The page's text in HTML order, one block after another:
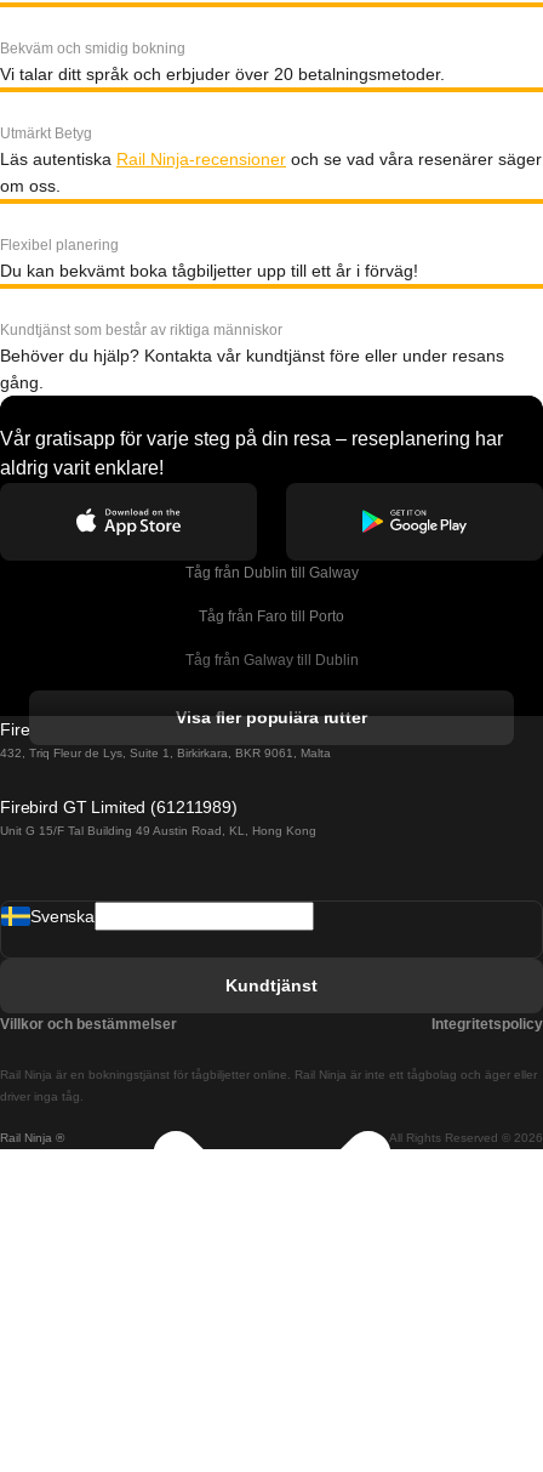
Bekväm och smidig bokning
Vi talar ditt språk och erbjuder över 20 betalningsmetoder.
Utmärkt Betyg
Läs autentiska Rail Ninja-recensioner och se vad våra resenärer säger
om oss.
Flexibel planering
Du kan bekvämt boka tågbiljetter upp till ett år i förväg!
Kundtjänst som består av riktiga människor
Behöver du hjälp? Kontakta vår kundtjänst före eller under resans
gång.
Vår gratisapp för varje steg på din resa – reseplanering har
aldrig varit enklare!
Tåg från Dublin till Galway
Tåg från Faro till Porto
Tåg från Galway till Dublin
Tåg från Porto till Faro
Tåg från Barcelona till Madrid
Tåg från Budapest till Bratislava
Visa fler populära rutter
Firebird GT Limited (OC 1451)
432, Triq Fleur de Lys, Suite 1, Birkirkara, BKR 9061, Malta
Firebird GT Limited (61211989)
Unit G 15/F Tal Building 49 Austin Road, KL, Hong Kong
Rail Ninja ® All Rights Reserved © 2026
Rail Ninja är en bokningstjänst för tågbiljetter online. Rail Ninja är inte ett tågbolag och äger eller
driver inga tåg.
Svenska
Kundtjänst
Villkor och bestämmelser Integritetspolicy